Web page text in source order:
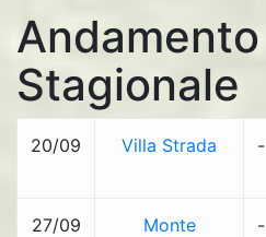
Andamento
Stagionale
20/09 Villa Strada -
27/09
Monte
-